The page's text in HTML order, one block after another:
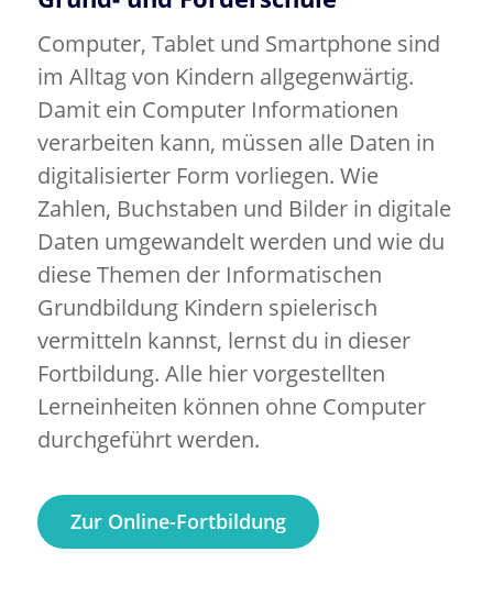
Computer, Tablet und Smartphone sind
im Alltag von Kindern allgegenwärtig.
Damit ein Computer Informationen
verarbeiten kann, müssen alle Daten in
digitalisierter Form vorliegen. Wie
Zahlen, Buchstaben und Bilder in digitale
Daten umgewandelt werden und wie du
diese Themen der Informatischen
Grundbildung Kindern spielerisch
vermitteln kannst, lernst du in dieser
Fortbildung. Alle hier vorgestellten
Lerneinheiten können ohne Computer
durchgeführt werden.
Zur Online-Fortbildung